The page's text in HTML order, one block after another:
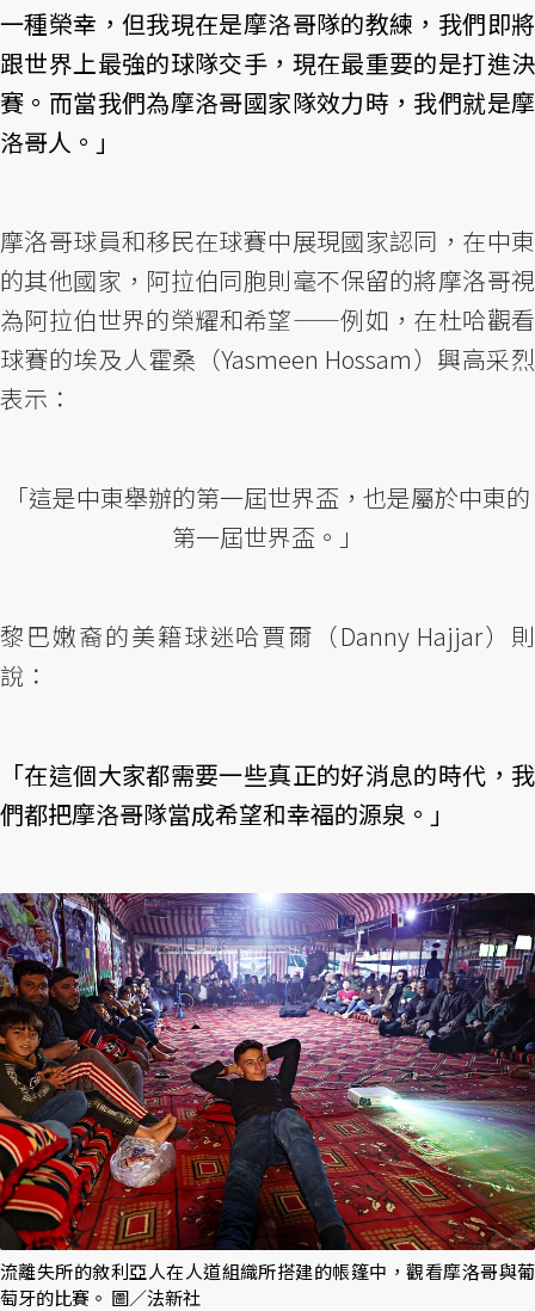
一種榮幸，但我現在是摩洛哥隊的教練，我們即將
跟世界上最強的球隊交手，現在最重要的是打進決
賽。而當我們為摩洛哥國家隊效力時，我們就是摩
洛哥人。」
摩洛哥球員和移民在球賽中展現國家認同，在中東
的其他國家，阿拉伯同胞則毫不保留的將摩洛哥視
為阿拉伯世界的榮耀和希望——例如，在杜哈觀看
球賽的埃及人霍桑（Yasmeen Hossam）興高采烈
表示：
「這是中東舉辦的第一屆世界盃，也是屬於中東的
第一屆世界盃。」
黎巴嫩裔的美籍球迷哈賈爾（Danny Hajjar）則
說：
「在這個大家都需要一些真正的好消息的時代，我
們都把摩洛哥隊當成希望和幸福的源泉。」
流離失所的敘利亞人在人道組織所搭建的帳篷中，觀看摩洛哥與葡
萄牙的比賽。 圖／法新社